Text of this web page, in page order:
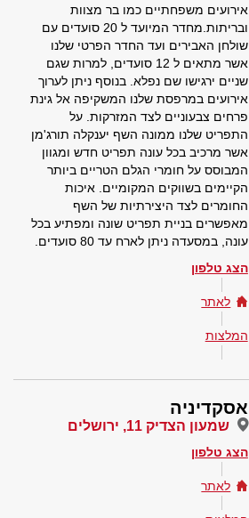
אירועים משפחתיים כמו בר מצוות
ובריתות.מחדר המיועד ל 20 סועדים עם
שולחן האבירים ועד החדר הפרטי שלנו
אשר מתאים ל 12 סועדים, למרות שגם
שניים ירגישו שם נפלא. בנוסף ניתן לערוך
אירועים במרפסת שלנו המשקיפה אל גינת
פרחים צבעוניים לצד המזרקות. על
התפריט שלנו ממונה השף יענקלה תורג'מן
אשר מרכיב בכל עונה תפריט חדש ומגוון
המבוסס על חומרי הגלם הטריים ביותר
הקיימים בשווקים המקומיים. איכות
החומרים לצד היצירתיות של השף
מאפשרים בניית תפריט שונה ומפתיע בכל
עונה, במסעדה ניתן לארח עד 80 סועדים.
הצג טלפון
לאתר
המלצות
אסקדיניה
שמעון הצדיק 11, ירושלים
הצג טלפון
לאתר